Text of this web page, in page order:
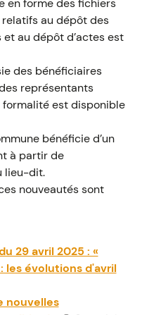
en forme des fichiers
relatifs au dépôt des
au dépôt d’actes est
des bénéficiaires
représentants
est disponible
bénéficie d’un
à partir de
lieu-dit.
nouveautés sont
29 avril 2025 : «
les évolutions d'avril
nouvelles